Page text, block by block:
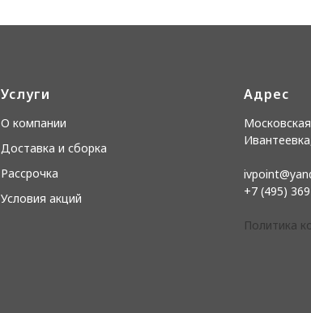
Услуги
О компании
Доставка и сборка
Рассрочка
Условия акций
Адрес
+7 (495)
Политика